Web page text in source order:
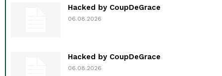
Hacked by CoupDeGrace
06.08.2026
Hacked by CoupDeGrace
06.08.2026